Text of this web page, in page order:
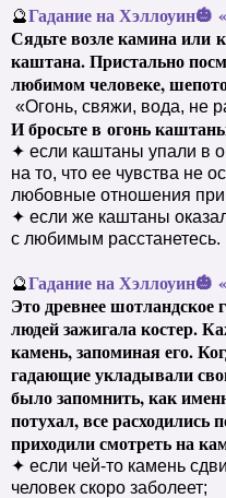
🔮Гадание на
Сядьте возле камина или
каштана. Пристально
любимом человеке,
«Огонь, свяжи, вода, не
И бросьте в огонь
✦ если каштаны упали в
на то, что ее чувства не
любовные отношения
✦ если же каштаны
с любимым расстанетесь.
🔮Гадание на Хэллоуин🎃
Это древнее шотландское
людей зажигала костер.
камень, запоминая его.
гадающие укладывали
было запомнить, как
потухал, все расходились
приходили смотреть на
✦ если чей-то камень
человек скоро заболеет;